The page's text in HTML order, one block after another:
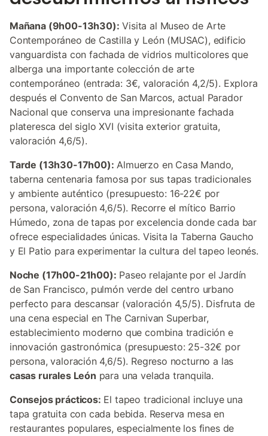
Mañana (9h00-13h30): Visita al Museo de Arte
Contemporáneo de Castilla y León (MUSAC), edificio
vanguardista con fachada de vidrios multicolores que
alberga una importante colección de arte
contemporáneo (entrada: 3€, valoración 4,2/5). Explora
después el Convento de San Marcos, actual Parador
Nacional que conserva una impresionante fachada
plateresca del siglo XVI (visita exterior gratuita,
valoración 4,6/5).
Tarde (13h30-17h00): Almuerzo en Casa Mando,
taberna centenaria famosa por sus tapas tradicionales
y ambiente auténtico (presupuesto: 16-22€ por
persona, valoración 4,6/5). Recorre el mítico Barrio
Húmedo, zona de tapas por excelencia donde cada bar
ofrece especialidades únicas. Visita la Taberna Gaucho
y El Patio para experimentar la cultura del tapeo leonés.
Noche (17h00-21h00): Paseo relajante por el Jardín
de San Francisco, pulmón verde del centro urbano
perfecto para descansar (valoración 4,5/5). Disfruta de
una cena especial en The Carnivan Superbar,
establecimiento moderno que combina tradición e
innovación gastronómica (presupuesto: 25-32€ por
persona, valoración 4,6/5). Regreso nocturno a las
casas rurales León para una velada tranquila.
Consejos prácticos: El tapeo tradicional incluye una
tapa gratuita con cada bebida. Reserva mesa en
restaurantes populares, especialmente los fines de